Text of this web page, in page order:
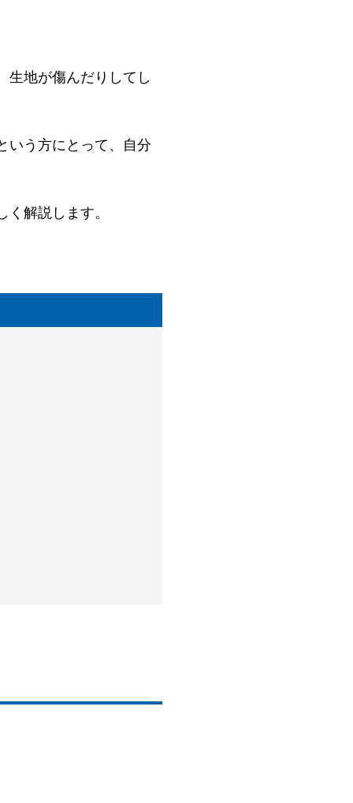
生地が傷んだりしてし
いう方にとって、自分
解説します。